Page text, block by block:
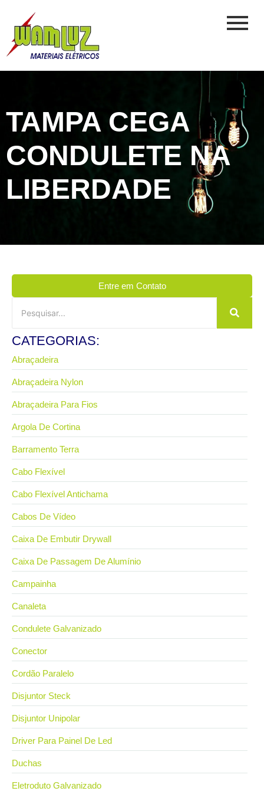
TAMPA CEGA
CONDULETE NA
LIBERDADE
Entre em Contato
CATEGORIAS:
Abraçadeira
Abraçadeira Nylon
Abraçadeira Para Fios
Argola De Cortina
Barramento Terra
Cabo Flexível
Cabo Flexível Antichama
Cabos De Vídeo
Caixa De Embutir Drywall
Caixa De Passagem De Alumínio
Campainha
Canaleta
Condulete Galvanizado
Conector
Cordão Paralelo
Disjuntor Steck
Disjuntor Unipolar
Driver Para Painel De Led
Duchas
Eletroduto Galvanizado